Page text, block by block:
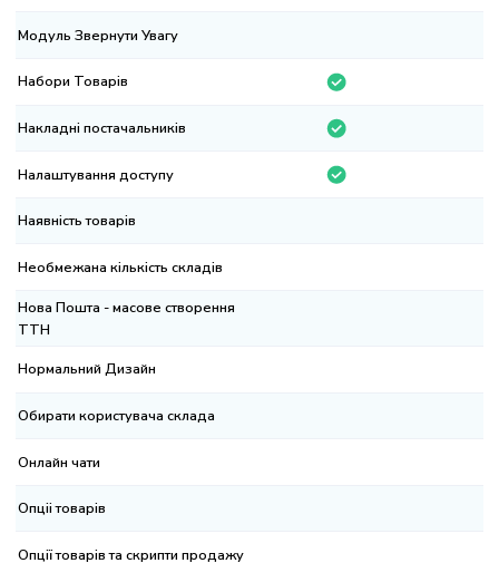
Звернути Увагу
Товарів
постачальників
доступу
товарів
кількість складів
Пошта - масове створення
Дизайн
користувача склада
чати
товарів
товарів та скрипти продажу